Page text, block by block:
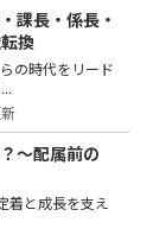
課長・係長・
換
の時代をリード
～配属前の
着と成長を支え